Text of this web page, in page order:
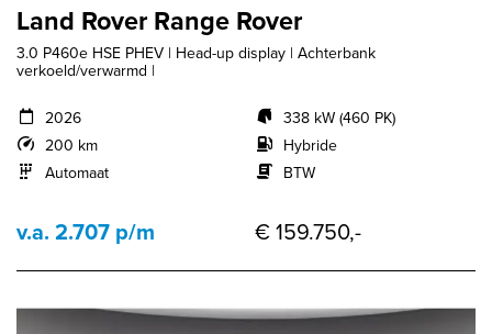
Land Rover Range Rover
3.0 P460e HSE PHEV | Head-up display | Achterbank
verkoeld/verwarmd |
2026
200 km
Automaat
338 kW (460 PK)
Hybride
BTW
v.a. 2.707 p/m € 159.750,-